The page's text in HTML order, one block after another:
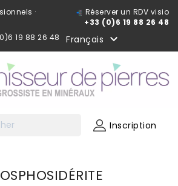
·
Réserver un RDV visio
+33 (0)6 19 88 26 48
19 88 26 48
Français 
Inscription